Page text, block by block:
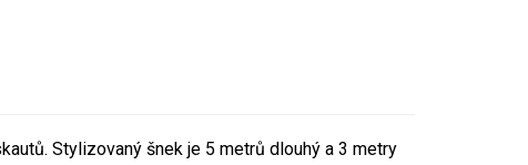
Stylizovaný šnek je 5 metrů dlouhý a 3 metry